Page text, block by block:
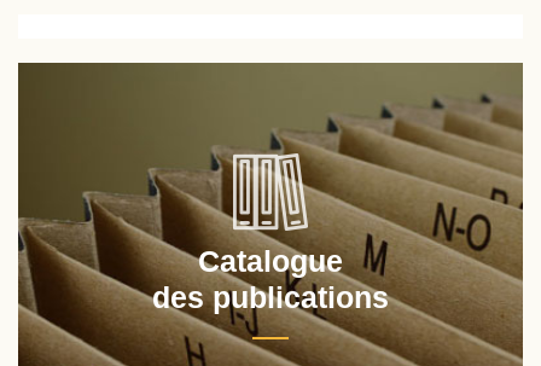
Catalogue
des publications